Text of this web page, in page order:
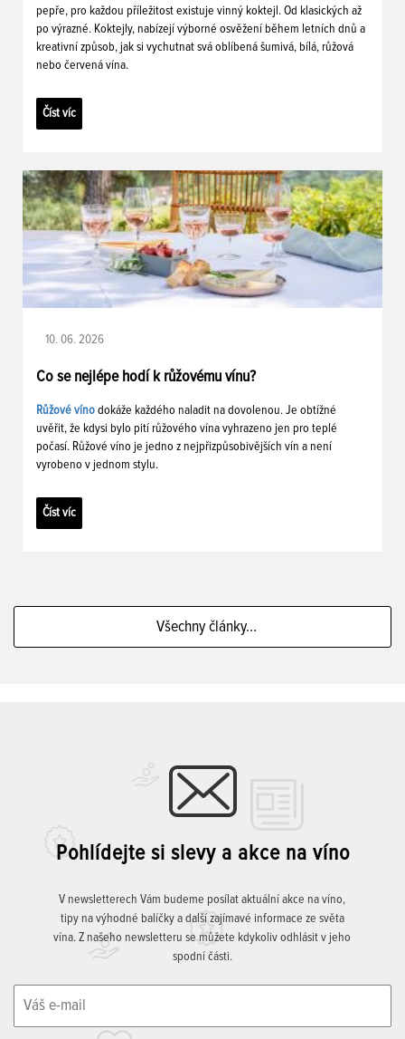
pepře, pro každou příležitost existuje vinný koktejl. Od klasických až
po výrazné. Koktejly, nabízejí výborné osvěžení během letních dnů a
kreativní způsob, jak si vychutnat svá oblíbená šumivá, bílá, růžová
nebo červená vína.
Číst víc
10. 06. 2026
Co se nejlépe hodí k růžovému vínu?
Růžové víno dokáže každého naladit na dovolenou. Je obtížné
uvěřit, že kdysi bylo pití růžového vína vyhrazeno jen pro teplé
počasí. Růžové víno je jedno z nejpřizpůsobivějších vín a není
vyrobeno v jednom stylu.
Číst víc
Všechny články...
Pohlídejte si slevy a akce na víno
V newsletterech Vám budeme posílat aktuální akce na víno,
tipy na výhodné balíčky a další zajímavé informace ze světa
vína. Z našeho newsletteru se můžete kdykoliv odhlásit v jeho
spodní části.